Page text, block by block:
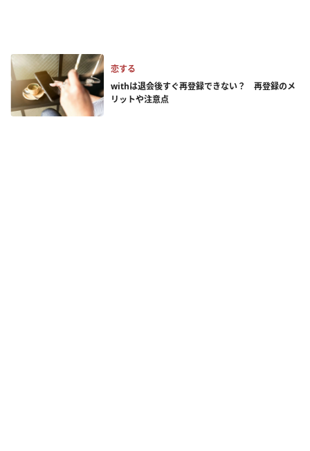
恋する
withは退会後すぐ再登録できない？ 再登録のメ
リットや注意点